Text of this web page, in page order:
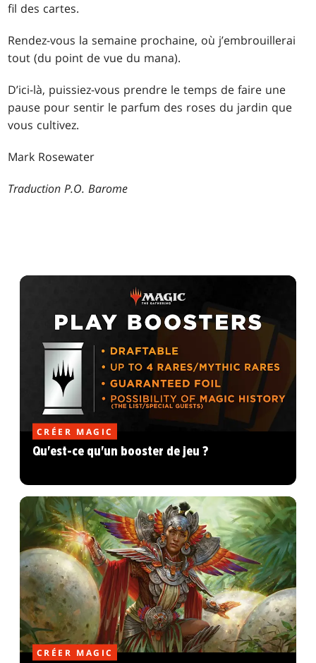
fil des cartes.
Rendez-vous la semaine prochaine, où j’embrouillerai
tout (du point de vue du mana).
D’ici-là, puissiez-vous prendre le temps de faire une
pause pour sentir le parfum des roses du jardin que
vous cultivez.
Mark Rosewater
Traduction P.O. Barome
CRÉER MAGIC
Qu'est-ce qu'un booster de jeu ?
CRÉER MAGIC